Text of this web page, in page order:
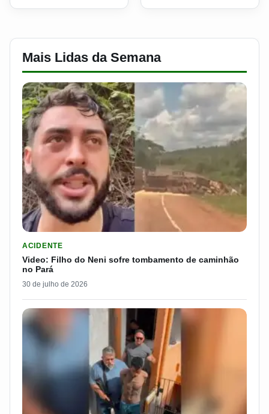
Mais Lidas da Semana
ACIDENTE
Video: Filho do Neni sofre tombamento de caminhão
no Pará
30 de julho de 2026